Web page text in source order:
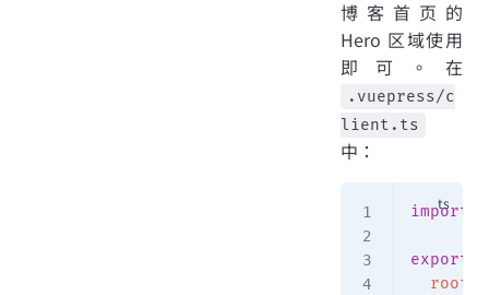
博客首页的
Hero 区域使用
即可。在
.vuepress/c
lient.ts
中：
import
export